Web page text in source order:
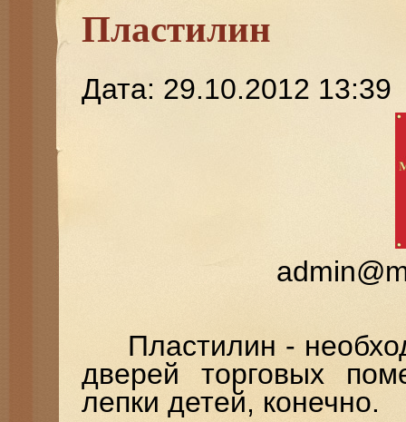
Пластилин
Дата: 29.10.2012 13:39
Пластилин -
дверей торговых
лепки детей, конечно.